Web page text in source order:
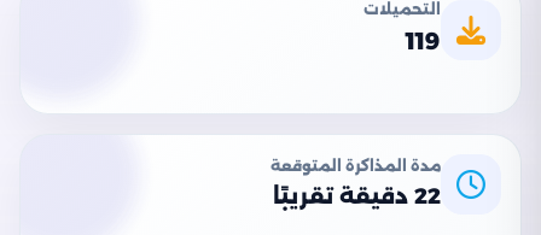
التحميلات
119
مدة المذاكرة المتوقعة
22 دقيقة تقريبًا